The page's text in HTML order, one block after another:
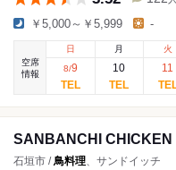
￥5,000～￥5,999 -
空席
情報
日
8/9
月
10
火
11
SANBANCHI CHICKEN
石垣市 /鳥料理、サンドイッチ